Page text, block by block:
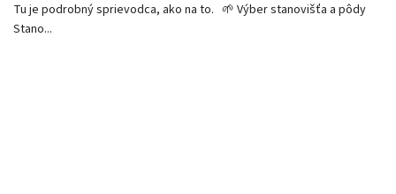
Tu je podrobný sprievodca, ako na to. 🌱 Výber stanovišťa a pôdy
Stano...